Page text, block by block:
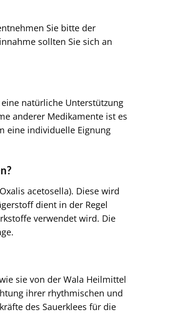
Sie bitte der
sollten Sie sich an
natürliche Unterstützung
anderer Medikamente ist es
eine individuelle Eignung
acetosella). Diese wird
dient in der Regel
verwendet wird. Die
sie von der Wala Heilmittel
ihrer rhythmischen und
des Sauerklees für die